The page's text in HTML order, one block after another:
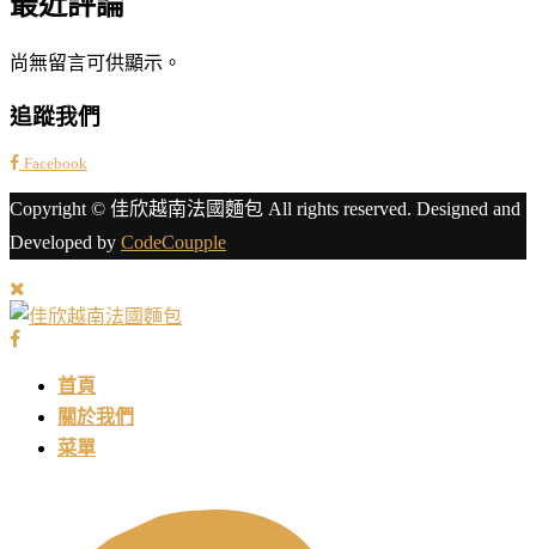
尚無留言可供顯示。
追蹤我們
Facebook
Copyright © 佳欣越南法國麵包 All rights reserved. Designed and
Developed by CodeCoupple
首頁
關於我們
菜單